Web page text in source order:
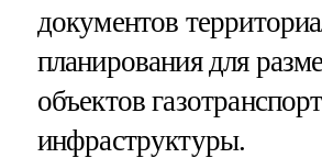
документов
планирования для
объектов
инфраструктуры.